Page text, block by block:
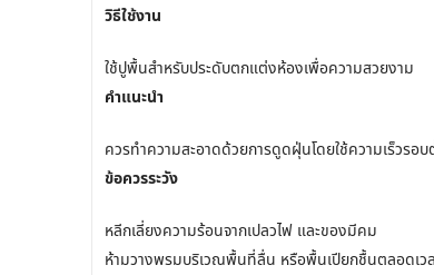
วิธีใช้งาน
ใช้ปูพื้นสำหรับประดับตกแต่งห้องเพื่อความสวยงาม
คำแนะนำ
ควรทำความสะอาดด้วยการดูดฝุ่นโดยใช้ความเร็วรอ
ข้อควรระวัง
หลีกเลี่ยงความร้อนจากเปลวไฟ และของมีคม
ห้ามวางพรมบริเวณพื้นที่ลื่น หรือพื้นเปียกชื้นตลอดเว